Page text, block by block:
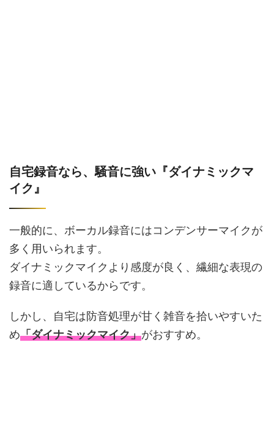
自宅録音なら、騒音に強い『ダイナミックマ
イク』
一般的に、ボーカル録音にはコンデンサーマイクが
多く用いられます。
ダイナミックマイクより感度が良く、繊細な表現の
録音に適しているからです。
しかし、自宅は防音処理が甘く雑音を拾いやすいた
め「ダイナミックマイク」がおすすめ。